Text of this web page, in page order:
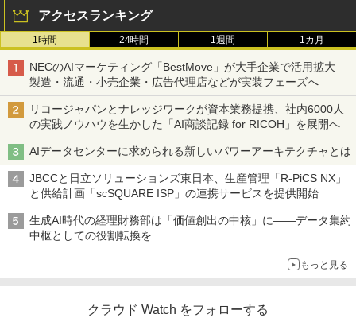
アクセスランキング
1時間 24時間 1週間 1カ月
NECのAIマーケティング「BestMove」が大手企業で活用拡大
製造・流通・小売企業・広告代理店などが実装フェーズへ
リコージャパンとナレッジワークが資本業務提携、社内6000人
の実践ノウハウを生かした「AI商談記録 for RICOH」を展開へ
AIデータセンターに求められる新しいパワーアーキテクチャとは
JBCCと日立ソリューションズ東日本、生産管理「R-PiCS NX」
と供給計画「scSQUARE ISP」の連携サービスを提供開始
生成AI時代の経理財務部は「価値創出の中核」に――データ集約
中枢としての役割転換を
もっと見る
クラウド Watch をフォローする